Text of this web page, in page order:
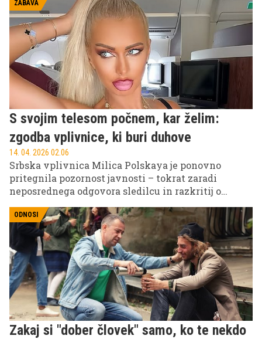
ZABAVA
S svojim telesom počnem, kar želim:
zgodba vplivnice, ki buri duhove
14. 04. 2026 02.06
Srbska vplivnica Milica Polskaya je ponovno
pritegnila pozornost javnosti – tokrat zaradi
neposrednega odgovora sledilcu in razkritij o
avtonomiji je sprožila številne odzive in odprla
razpravo o lepotnih idealih ter vplivu družbenih
omrežij.
ODNOSI
Zakaj si "dober človek" samo, ko te nekdo